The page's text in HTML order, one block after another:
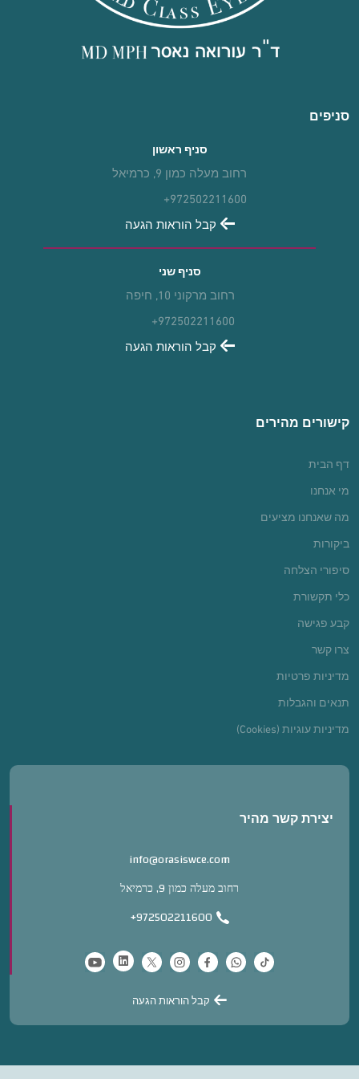
סניפים
סניף ראשון
רחוב מעלה כמון 9, כרמיאל
+972502211600
קבל הוראות הגעה
סניף שני
רחוב מרקוני 10, חיפה
+972502211600
קבל הוראות הגעה
קישורים מהירים
דף הבית
מי אנחנו
מה שאנחנו מציעים
ביקורות
סיפורי הצלחה
כלי תקשורת
קבע פגישה
צרו קשר
מדיניות פרטיות
תנאים והגבלות
מדיניות עוגיות (Cookies)
יצירת קשר מהיר
info@orasiswce.com
רחוב מעלה כמון 9, כרמיאל
+972502211600
קבל הוראות הגעה